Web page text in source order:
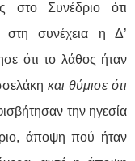
στο Συνέδριο ότι
στη συνέχεια η Δ’
ότι το λάθος ήταν
και θύμισε ότι
την ηγεσία
άποψη πού ήταν